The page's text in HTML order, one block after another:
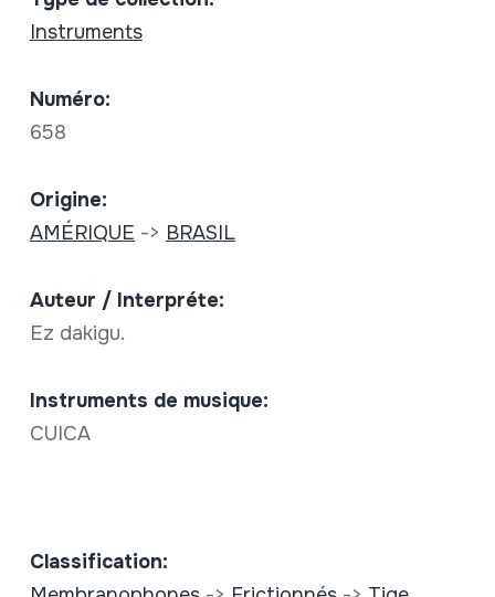
Instruments
Numéro:
658
Origine:
AMÉRIQUE -> BRASIL
Auteur / Interpréte:
Ez dakigu.
Instruments de musique:
CUICA
Classification: